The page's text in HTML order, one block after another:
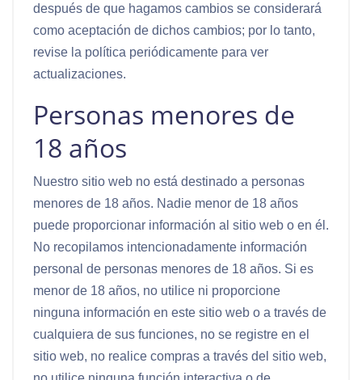
después de que hagamos cambios se considerará
como aceptación de dichos cambios; por lo tanto,
revise la política periódicamente para ver
actualizaciones.
Personas menores de
18 años
Nuestro sitio web no está destinado a personas
menores de 18 años. Nadie menor de 18 años
puede proporcionar información al sitio web o en él.
No recopilamos intencionadamente información
personal de personas menores de 18 años. Si es
menor de 18 años, no utilice ni proporcione
ninguna información en este sitio web o a través de
cualquiera de sus funciones, no se registre en el
sitio web, no realice compras a través del sitio web,